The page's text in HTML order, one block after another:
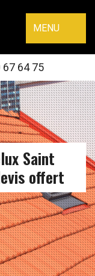
MENU
67 64 75
Saint
offert